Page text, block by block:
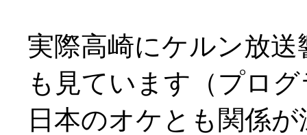
実際高崎にケルン放
も見ています（プロ
日本のオケとも関係